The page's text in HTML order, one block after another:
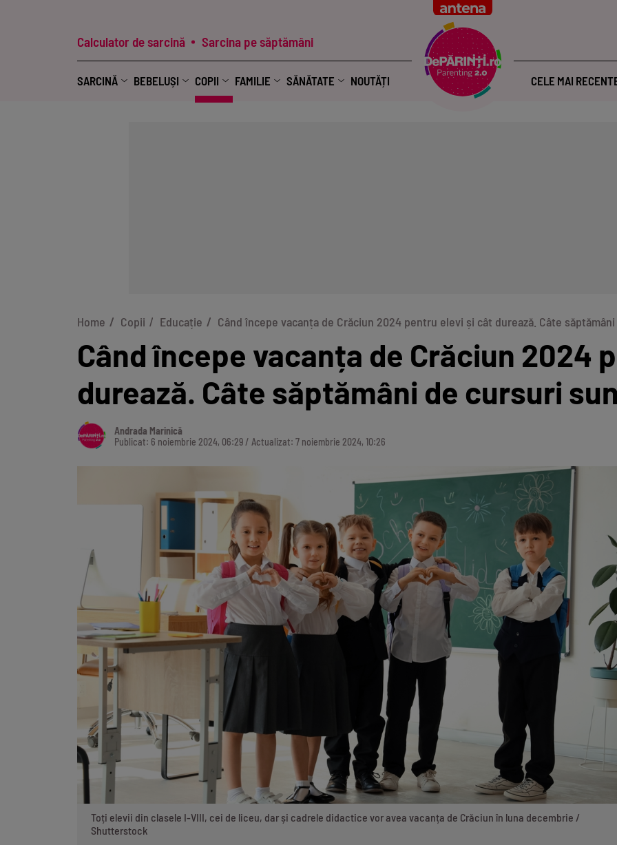
Calculator de sarcină Sarcina pe săptămâni
SARCINĂ BEBELUȘI COPII FAMILIE SĂNĂTATE NOUTĂȚI CELE MAI
Home Copii Educație Când începe vacanța de Crăciun 2024 pentru elevi și cât durează. Câte
Când începe vacanța de Crăciun 2024
durează. Câte săptămâni de cursuri
Andrada Marinică
Publicat: 6 noiembrie 2024, 06:29 / Actualizat: 7 noiembrie 2024, 10:26
Toți elevii din clasele I-VIII, cei de liceu, dar și cadrele didactice vor avea vacanța de Crăciun în luna decembrie /
Shutterstock